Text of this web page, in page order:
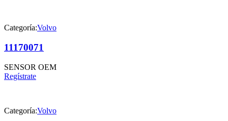
Categoría:Volvo
11170071
SENSOR OEM
Regístrate
Categoría:Volvo